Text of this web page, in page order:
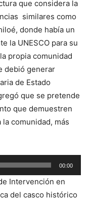
que considera la
similares como
donde había un
la UNESCO para su
propia comunidad
debió generar
de Estado
que se pretende
que demuestren
comunidad, más
00:00
Intervención en
del casco histórico